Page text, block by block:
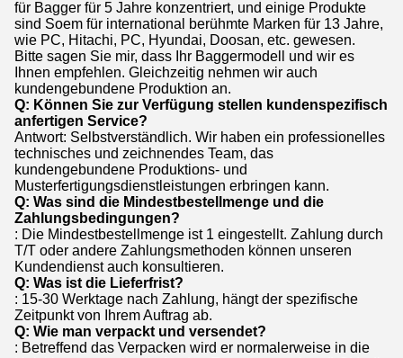
für Bagger für 5 Jahre konzentriert, und einige Produkte
sind Soem für international berühmte Marken für 13 Jahre,
wie PC, Hitachi, PC, Hyundai, Doosan, etc. gewesen.
Bitte sagen Sie mir, dass Ihr Baggermodell und wir es
Ihnen empfehlen. Gleichzeitig nehmen wir auch
kundengebundene Produktion an.
Q: Können Sie zur Verfügung stellen kundenspezifisch
anfertigen Service?
Antwort: Selbstverständlich. Wir haben ein professionelles
technisches und zeichnendes Team, das
kundengebundene Produktions- und
Musterfertigungsdienstleistungen erbringen kann.
Q: Was sind die Mindestbestellmenge und die
Zahlungsbedingungen?
: Die Mindestbestellmenge ist 1 eingestellt. Zahlung durch
T/T oder andere Zahlungsmethoden können unseren
Kundendienst auch konsultieren.
Q: Was ist die Lieferfrist?
: 15-30 Werktage nach Zahlung, hängt der spezifische
Zeitpunkt von Ihrem Auftrag ab.
Q: Wie man verpackt und versendet?
: Betreffend das Verpacken wird er normalerweise in die